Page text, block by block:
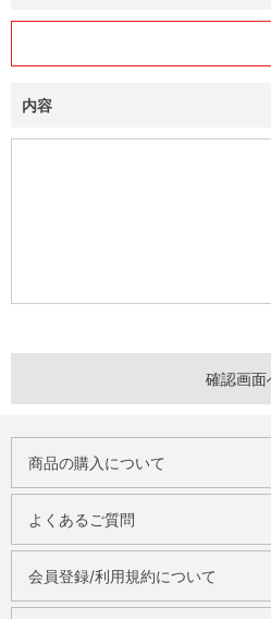
内容
商品の購入について
よくあるご質問
会員登録/利用規約について